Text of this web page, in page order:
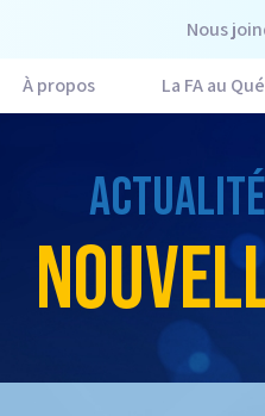
Nous
À propos La FA au